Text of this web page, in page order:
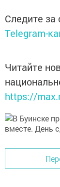
Следите
Telegram-
Читайте
https://